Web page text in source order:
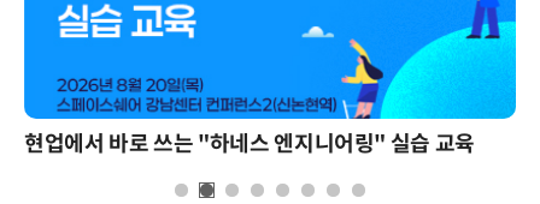
현업에서 바로 쓰는 "하네스 엔지니어링" 실습 교육